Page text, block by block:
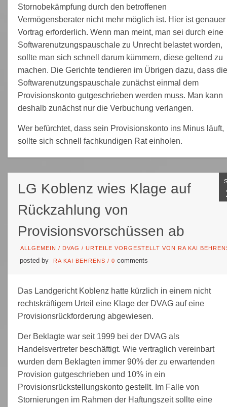
Stornobekämpfung durch den betroffenen
Vermögensberater nicht mehr möglich ist. Hier ist genauer
Vortrag erforderlich. Wenn man meint, man sei durch eine
Softwarenutzungspauschale zu Unrecht belastet worden,
sollte man sich schnell darum kümmern, diese geltend zu
machen. Die Gerichte tendieren im Übrigen dazu, dass die
Softwarenutzungspauschale zunächst einmal dem
Provisionskonto gutgeschrieben werden muss. Man kann
deshalb zunächst nur die Verbuchung verlangen.
Wer befürchtet, dass sein Provisionskonto ins Minus läuft,
sollte sich schnell fachkundigen Rat einholen.
LG Koblenz wies Klage auf
Rückzahlung von
Provisionsvorschüssen ab
ALLGEMEIN / DVAG / URTEILE VORGESTELLT VON RA KAI
posted by RA KAI BEHRENS / 0 comments
Das Landgericht Koblenz hatte kürzlich in einem nicht
rechtskräftigem Urteil eine Klage der DVAG auf eine
Provisionsrückforderung abgewiesen.
Der Beklagte war seit 1999 bei der DVAG als
Handelsvertreter beschäftigt. Wie vertraglich vereinbart
wurden dem Beklagten immer 90% der zu erwartenden
Provision gutgeschrieben und 10% in ein
Provisionsrückstellungskonto gestellt. Im Falle von
Stornierungen im Rahmen der Haftungszeit sollte eine